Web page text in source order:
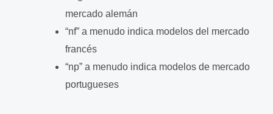
mercado alemán
“nf” a menudo indica modelos del mercado
francés
“np” a menudo indica modelos de mercado
portugueses